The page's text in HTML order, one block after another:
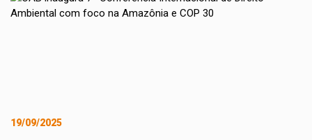
19/09/2025